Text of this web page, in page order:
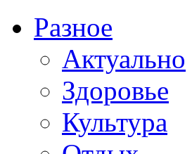
Разное
Актуально
Здоровье
Культура